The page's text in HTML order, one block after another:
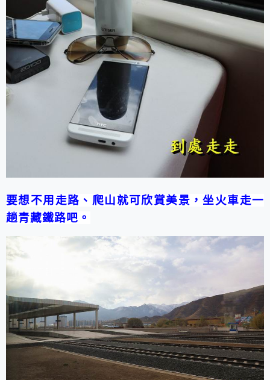
要想不用走路、爬山就可欣賞美景，坐火車走一
趟青藏鐵路吧。